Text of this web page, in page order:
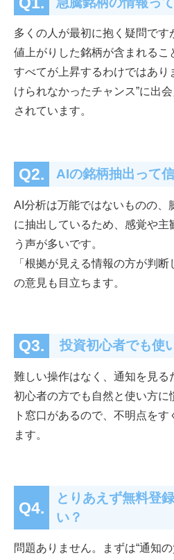
多くの人が最初に抱く疑問です
値上がりした銘柄が含まれるこ
すべてが上昇するわけではあり
けられなかったチャンス”に出
されています。
Q2. AIの銘柄抽出って
AI分析は万能ではないものの、
に抽出しているため、感覚や主
う声が多いです。
「根拠が見える情報の方が判
の意見も目立ちます。
Q3. 投資初心者でも使
難しい操作はなく、通知を見る
初心者の方でも自然と使い方に
ト窓口があるので、不明点をす
ます。
Q4.
とりあえず無料登
い？
問題ありません。まずは“通知